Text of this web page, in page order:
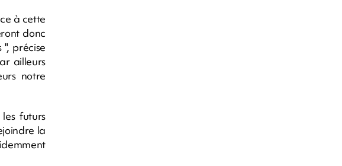
à cette
donc
précise
ailleurs
notre
futurs
la